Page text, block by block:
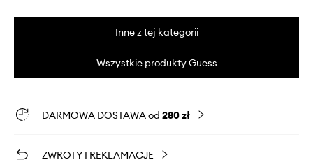
Inne z tej kategorii
Wszystkie produkty Guess
DARMOWA DOSTAWA od 280 zł
ZWROTY I REKLAMACJE